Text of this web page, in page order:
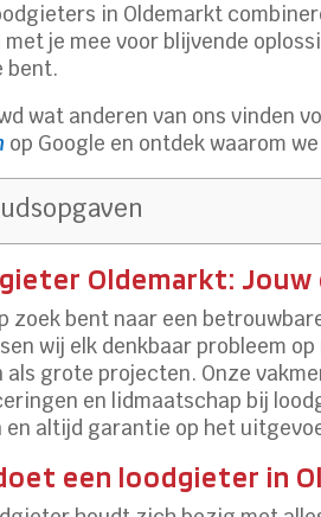
in Oldemarkt
met je mee voor blijvende
bent.
wat anderen van ons vinden
op Google en ontdek waarom
Oldemarkt:
zoek bent naar een
wij elk denkbaar probleem
als grote projecten. Onze
en lidmaatschap bij
en altijd garantie op het
een loodgieter in